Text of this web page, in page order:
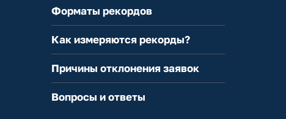
Форматы рекордов
Как измеряются рекорды?
Причины отклонения заявок
Вопросы и ответы